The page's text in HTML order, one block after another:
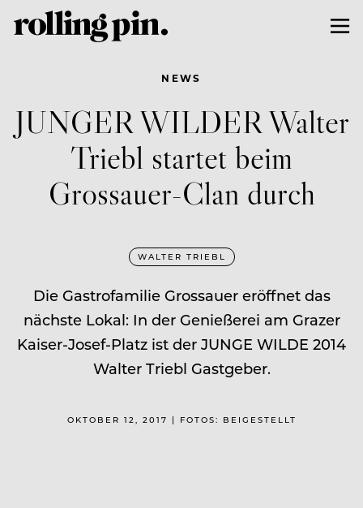
NEWS
JUNGER WILDER Walter
Triebl startet beim
Grossauer-Clan durch
WALTER TRIEBL
Die Gastrofamilie Grossauer eröffnet das
nächste Lokal: In der Genießerei am Grazer
Kaiser-Josef-Platz ist der JUNGE WILDE 2014
Walter Triebl Gastgeber.
OKTOBER 12, 2017 | FOTOS: BEIGESTELLT